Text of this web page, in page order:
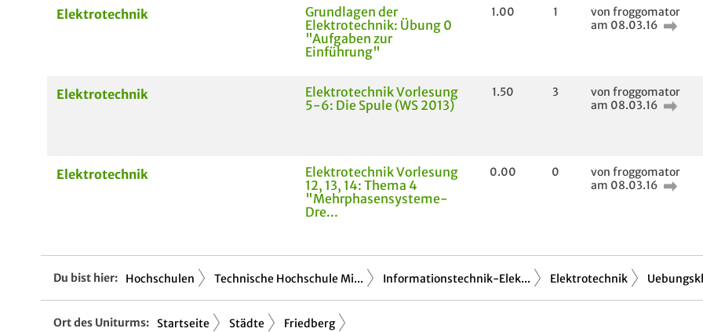
Elektrotechnik
Grundlagen der
Elektrotechnik: Übung 0
"Aufgaben zur
Einführung"
1.00 1
von froggomator
am 08.03.16
Elektrotechnik
Elektrotechnik Vorlesung
5-6: Die Spule (WS 2013)
1.50 3
von froggomator
am 08.03.16
Elektrotechnik
Elektrotechnik Vorlesung
12, 13, 14: Thema 4
"Mehrphasensysteme-
Dre...
0.00 0
von froggomator
am 08.03.16
Du bist hier: Hochschulen Technische Hochschule Mi... Informationstechnik-Elek... Elektrotechnik
Ort des Uniturms: Startseite Städte Friedberg